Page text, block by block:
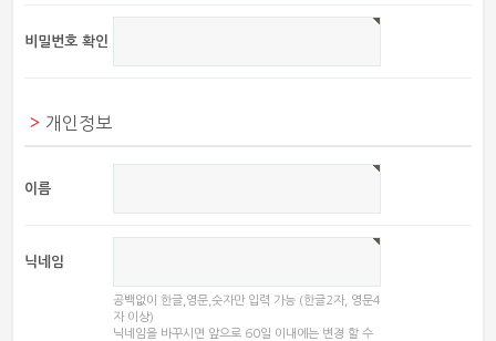
비밀번호 확인
개인정보
이름
닉네임
공백없이 한글,영문,숫자만 입력 가능 (한글2자, 영문4
자 이상)
닉네임을 바꾸시면 앞으로 60일 이내에는 변경 할 수